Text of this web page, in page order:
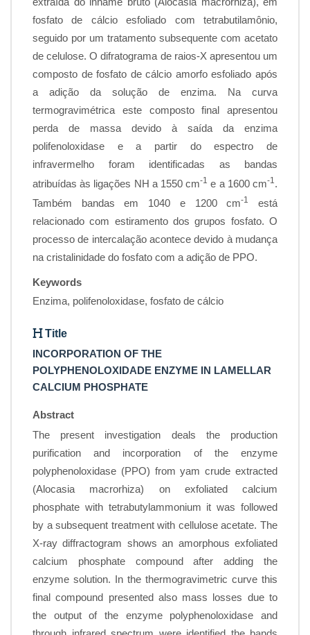
fosfato de cálcio esfoliado com tetrabutilamônio,
seguido por um tratamento subsequente com acetato
de celulose. O difratograma de raios-X apresentou um
composto de fosfato de cálcio amorfo esfoliado após
a adição da solução de enzima. Na curva
termogravimétrica este composto final apresentou
perda de massa devido à saída da enzima
polifenoloxidase e a partir do espectro de
infravermelho foram identificadas as bandas
atribuídas às ligações NH a 1550 cm-1 e a 1600 cm-1.
Também bandas em 1040 e 1200 cm-1
está
relacionado com estiramento dos grupos fosfato. O
processo de intercalação acontece devido à mudança
na cristalinidade do fosfato com a adição de PPO.
Keywords
Enzima, polifenoloxidase, fosfato de cálcio
Title
INCORPORATION OF THE
POLYPHENOLOXIDADE ENZYME IN LAMELLAR
CALCIUM PHOSPHATE
Abstract
The present investigation deals the production
purification and incorporation of the enzyme
polyphenoloxidase (PPO) from yam crude extracted
(Alocasia macrorhiza) on exfoliated calcium
phosphate with tetrabutylammonium it was followed
by a subsequent treatment with cellulose acetate. The
X-ray diffractogram shows an amorphous exfoliated
calcium phosphate compound after adding the
enzyme solution. In the thermogravimetric curve this
final compound presented also mass losses due to
the output of the enzyme polyphenoloxidase and